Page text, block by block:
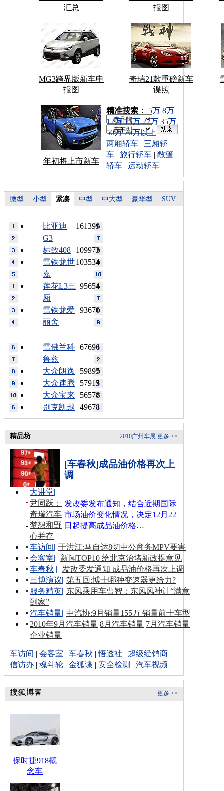
汇总
报图
MG3跨界版新车申
报图
奇瑞21款重磅新车
谍照
年初将上市新车
车型搜索：
精准搜索： 5万 8万
12万 15万 22万 35万
50万 70万以上
两厢轿车 | 三厢轿
车 | 旅行轿车 | 敞篷
轿车 | 运动轿车
微型 小型 紧凑 中型 中大型 豪华型 SUV
161399
比亚迪
G3
109973
标致408
103534
雪铁龙世
嘉
95654
莲花L3三
厢
93670
雪铁龙爱
丽舍
67696
雪佛兰科
鲁兹
59895
大众朗逸
57915
大众速腾
56578
大众宝来
49678
别克凯越
更多 >>
2010广州车展
精品坊
[车春秋]成品油价格再次上
调
发改委发布通知，结合近期国际
市场油价变化情况，决定12月22
日起提高成品油价格…
大讲堂|
尹同跃：
奇瑞汽车
梦想和野
心并存
车访间| 于洪江:马自达8切中公商务MPV要害
会客室|
新闻TOP10 给北京治堵新政提意见
车春秋 |
发改委发通知 成品油价格再次上调
三博演议| 第五回:博士哪种变速器更给力?
服务精英| 东风乘用车曹智：东风风神让“满意
到家”
汽车销量| 中汽协:9月销量155万 销量前十车型
2010年9月汽车销量 8月汽车销量 7月汽车销量
企业销量
车访间 |会客室 |车春秋 |悟透社 | 超级经销商
信访办 |魂斗轮 |金狐谍 |安全检测 |汽车视频
更多 >>
保时捷918概
念车